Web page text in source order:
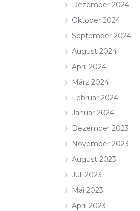
Dezember 2024
Oktober 2024
September 2024
August 2024
April 2024
März 2024
Februar 2024
Januar 2024
Dezember 2023
November 2023
August 2023
Juli 2023
Mai 2023
April 2023